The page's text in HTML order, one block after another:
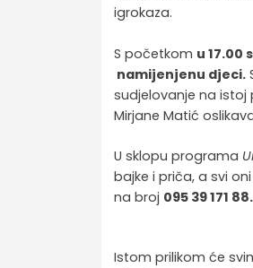
igrokaza.
S početkom u 17.00
namijenjenu djeci.
sudjelovanje na
Mirjane Matić
U sklopu programa
bajke i priča, a svi
na broj 095 39 171 88.
Istom prilikom će